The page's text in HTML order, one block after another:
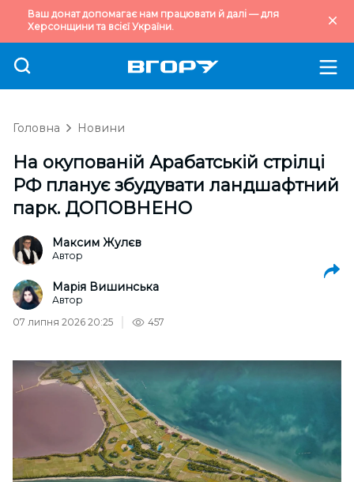
Ваш донат допомагає нам працювати й далі — для
Херсонщини та всієї України.
Головна Новини
На окупованій Арабатській стрілці
РФ планує збудувати ландшафтний
парк. ДОПОВНЕНО
Максим Жулєв
Автор
Марія Вишинська
Автор
07 липня 2026 20:25
457